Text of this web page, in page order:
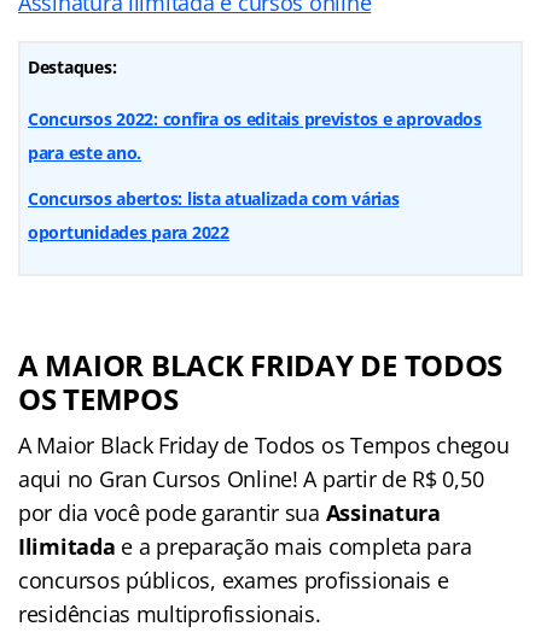
Destaques:
Concursos 2022: confira os editais previstos e aprovados
para este ano.
Concursos abertos: lista atualizada com várias
oportunidades para 2022
A MAIOR BLACK FRIDAY DE TODOS
OS TEMPOS
A Maior Black Friday de Todos os Tempos chegou
aqui no Gran Cursos Online! A partir de R$ 0,50
por dia você pode garantir sua Assinatura
Ilimitada e a preparação mais completa para
concursos públicos, exames profissionais e
residências multiprofissionais.